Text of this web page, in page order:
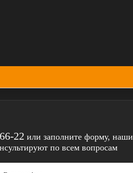
22 или заполните форму, наши
по всем вопросам